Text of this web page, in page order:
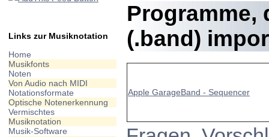
Links zur Musiknotation
Home
Musikfonts
Noten
Von Audio nach MIDI
Notationsformate
Optische Notenerkennung
Vermischtes
Musiknotation
Musik-Software
Programme,
(.band)
Apple GarageBand - Sequencer